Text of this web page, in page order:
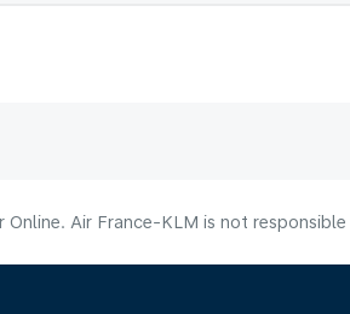
Air France-KLM is not